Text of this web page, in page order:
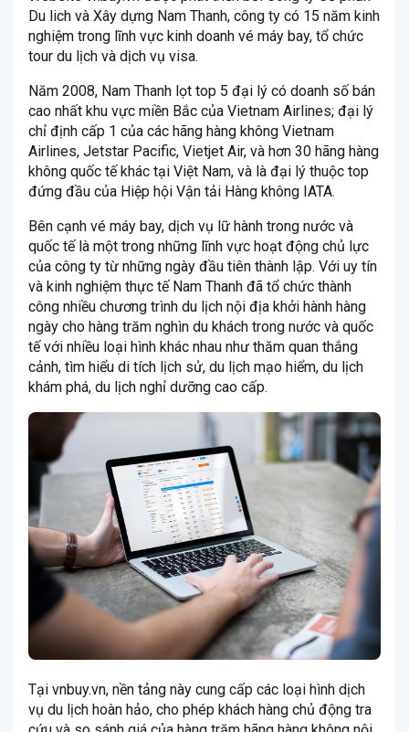
Du lich và Xây dựng Nam Thanh, công ty có 15 năm kinh
nghiệm trong lĩnh vực kinh doanh vé máy bay, tổ chức
tour du lịch và dịch vụ visa.
Năm 2008, Nam Thanh lọt top 5 đại lý có doanh số bán
cao nhất khu vực miền Bắc của Vietnam Airlines; đại lý
chỉ định cấp 1 của các hãng hàng không Vietnam
Airlines, Jetstar Pacific, Vietjet Air, và hơn 30 hãng hàng
không quốc tế khác tại Việt Nam, và là đại lý thuộc top
đứng đầu của Hiệp hội Vận tải Hàng không IATA.
Bên cạnh vé máy bay, dịch vụ lữ hành trong nước và
quốc tế là một trong những lĩnh vực hoạt động chủ lực
của công ty từ những ngày đầu tiên thành lập. Với uy tín
và kinh nghiệm thực tế Nam Thanh đã tổ chức thành
công nhiều chương trình du lịch nội địa khởi hành hàng
ngày cho hàng trăm nghìn du khách trong nước và quốc
tế với nhiều loại hình khác nhau như thăm quan thắng
cảnh, tìm hiểu di tích lịch sử, du lịch mạo hiểm, du lịch
khám phá, du lịch nghỉ dưỡng cao cấp.
Tại vnbuy.vn, nền tảng này cung cấp các loại hình dịch
vụ du lịch hoàn hảo, cho phép khách hàng chủ động tra